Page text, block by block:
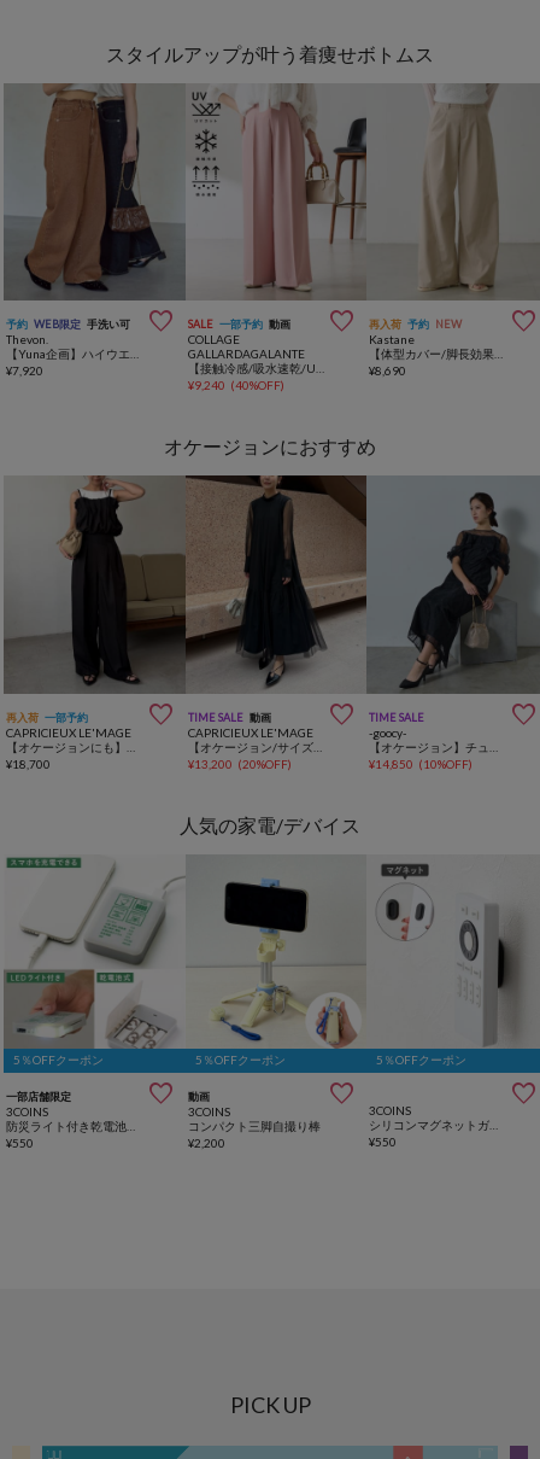
スタイルアップが叶う着痩せボトムス
予約 WEB限定 手洗い可 
Thevon.
¥7,920
SALE 一部予約 動画 
COLLAGE
GALLARDAGALANTE
¥9,240 (40%OFF)
再入荷 予約 NEW 
Kastane
¥8,690
オケージョンにおすすめ
再入荷 一部予約 
CAPRICIEUX LE'MAGE
¥18,700
TIME SALE 動画 
CAPRICIEUX LE'MAGE
【オケージョン/サイズ展開あり/人気につき再販】チュールハイネックワンピース
¥13,200 (20%OFF)
TIME SALE 
-goocy-
¥14,850 (10%OFF)
人気の家電/デバイス
5％OFFクーポン
一部店舗限定 
3COINS
¥550
5％OFFクーポン
動画 
3COINS
コンパクト三脚自撮り棒
¥2,200
5％OFFクーポン

3COINS
¥550
PICK UP